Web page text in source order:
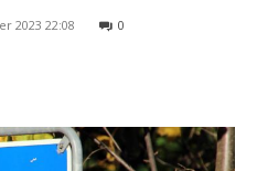
2023 22:08 0